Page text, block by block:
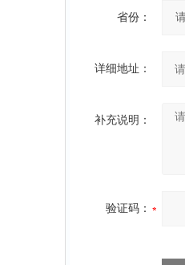
省份：
详细地址：
补充说明：
验证码：